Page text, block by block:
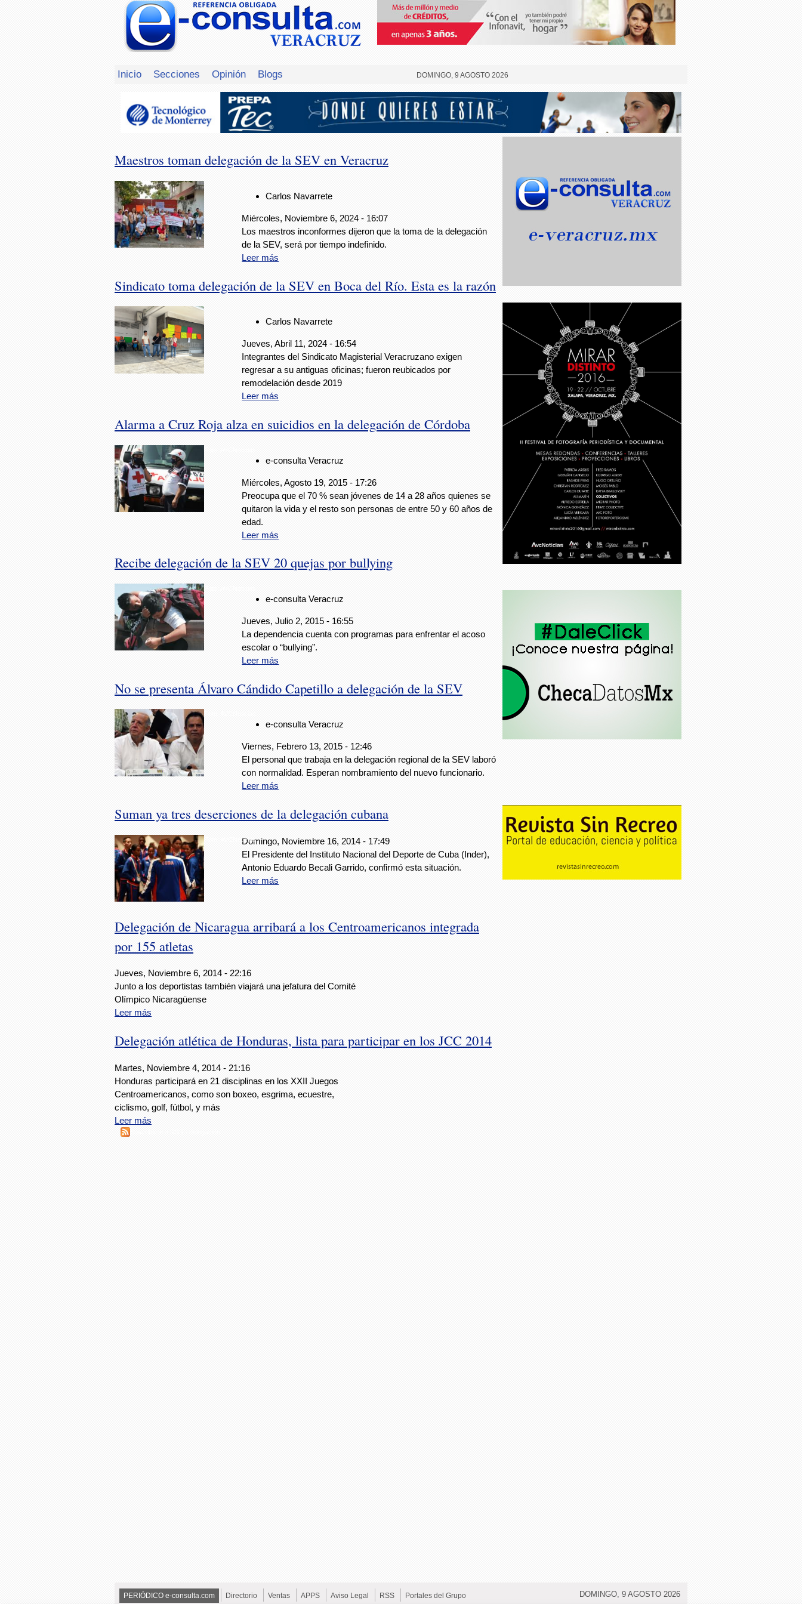
Inicio Secciones Opinión Blogs DOMINGO, 9 AGOSTO 2026
Maestros toman delegación de la SEV en Veracruz
Carlos Navarrete
Miércoles, Noviembre 6, 2024 - 16:07
Los maestros inconformes dijeron que la toma de la delegación
de la SEV, será por tiempo indefinido.
Leer más
Sindicato toma delegación de la SEV en Boca del Río. Esta es la razón
Carlos Navarrete
Jueves, Abril 11, 2024 - 16:54
Integrantes del Sindicato Magisterial Veracruzano exigen
regresar a su antiguas oficinas; fueron reubicados por
remodelación desde 2019
Leer más
Alarma a Cruz Roja alza en suicidios en la delegación de Córdoba
e-consulta Veracruz
Miércoles, Agosto 19, 2015 - 17:26
Preocupa que el 70 % sean jóvenes de 14 a 28 años quienes se
quitaron la vida y el resto son personas de entre 50 y 60 años de
edad.
Leer más
Recibe delegación de la SEV 20 quejas por bullying
e-consulta Veracruz
Jueves, Julio 2, 2015 - 16:55
La dependencia cuenta con programas para enfrentar el acoso
escolar o “bullying”.
Leer más
No se presenta Álvaro Cándido Capetillo a delegación de la SEV
e-consulta Veracruz
Viernes, Febrero 13, 2015 - 12:46
El personal que trabaja en la delegación regional de la SEV laboró
con normalidad. Esperan nombramiento del nuevo funcionario.
Leer más
Suman ya tres deserciones de la delegación cubana
Foto: AVCNoticiasDomingo, Noviembre 16, 2014 - 17:49
El Presidente del Instituto Nacional del Deporte de Cuba (Inder),
Antonio Eduardo Becali Garrido, confirmó esta situación.
Leer más
Delegación de Nicaragua arribará a los Centroamericanos integrada
por 155 atletas
Jueves, Noviembre 6, 2014 - 22:16
Junto a los deportistas también viajará una jefatura del Comité
Olímpico Nicaragüense
Leer más
Delegación atlética de Honduras, lista para participar en los JCC 2014
Martes, Noviembre 4, 2014 - 21:16
Honduras participará en 21 disciplinas en los XXII Juegos
Centroamericanos, como son boxeo, esgrima, ecuestre,
ciclismo, golf, fútbol, y más
Leer más
PERIÓDICO e-consulta.com Directorio Ventas APPS Aviso Legal RSS Portales del Grupo DOMINGO, 9 AGOSTO 2026